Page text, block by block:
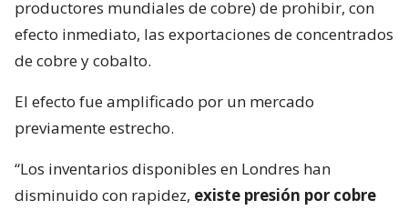
productores mundiales de cobre) de prohibir, con
efecto inmediato, las exportaciones de concentrados
de cobre y cobalto.
El efecto fue amplificado por un mercado
previamente estrecho.
“Los inventarios disponibles en Londres han
disminuido con rapidez, existe presión por cobre